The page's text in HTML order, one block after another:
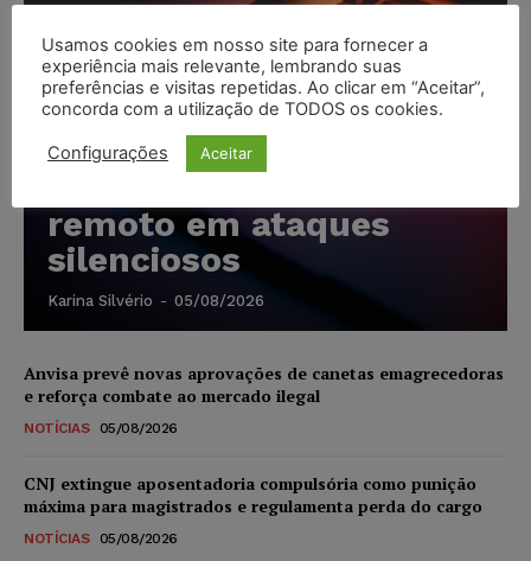
Cibercriminosos
exploram softwares
legítimos para instalar
remoto em ataques
silenciosos
Karina Silvério - 05/08/2026
Anvisa prevê novas aprovações de canetas emagrecedoras
e reforça combate ao mercado ilegal
NOTÍCIAS 05/08/2026
CNJ extingue aposentadoria compulsória como punição
máxima para magistrados e regulamenta perda do cargo
NOTÍCIAS 05/08/2026
Usamos cookies em nosso site para fornecer a
experiência mais relevante, lembrando suas
preferências e visitas repetidas. Ao clicar em “Aceitar”,
concorda com a utilização de TODOS os cookies.
Configurações Aceitar